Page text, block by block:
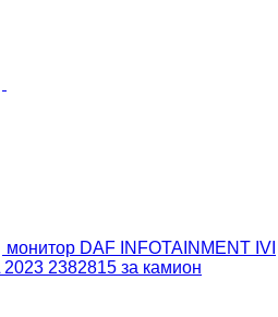
монитор DAF INFOTAINMENT IVI
2382815 за камион